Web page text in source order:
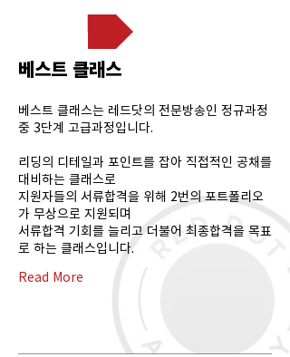
베스트 클래스
베스트 클래스는 레드닷의 전문방송인 정규과정
중 3단계 고급과정입니다.
리딩의 디테일과 포인트를 잡아 직접적인 공채를
대비하는 클래스로
지원자들의 서류합격을 위해 2번의 포트폴리오
가 무상으로 지원되며
서류합격 기회를 늘리고 더불어 최종합격을 목표
로 하는 클래스입니다.
Read More